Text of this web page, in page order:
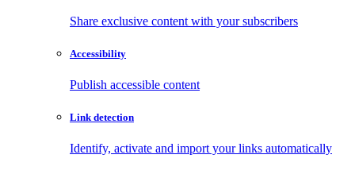
Share exclusive content with your subscribers
Accessibility
Publish accessible content
Link detection
Identify, activate and import your links automatically